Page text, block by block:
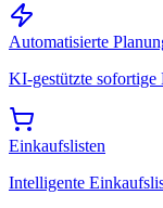
Automatisierte
KI-gestützte sofortige
Einkaufslisten
Intelligente